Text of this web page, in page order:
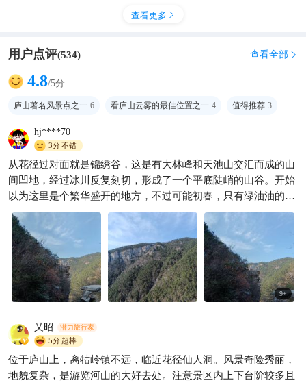
8.6📍庐山现场实况，真的崩溃
了
查看更多 
用户点评(534) 查看全部 
4.8/5分
庐山著名风景点之一 6 看庐山云雾的最佳位置之一 4 值得推荐 3
hj****70
3分不错
从花径过对面就是锦绣谷，这是有大林峰和天池山交汇而成的山
间凹地，经过冰川反复刻切，形成了一个平底陡峭的山谷。开始
以为这里是个繁华盛开的地方，不过可能初春，只有绿油油的一
片了。天桥景点，其实两处并不相连，要找角度才能有图片的效
果啦。
9+
乂昭 潜力旅行家
5分超棒
位于庐山上，离牯岭镇不远，临近花径仙人洞。风景奇险秀丽，
地貌复杂，是游览河山的大好去处。注意景区内上下台阶较多且